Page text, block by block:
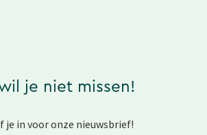
je niet missen!
je in voor onze nieuwsbrief!